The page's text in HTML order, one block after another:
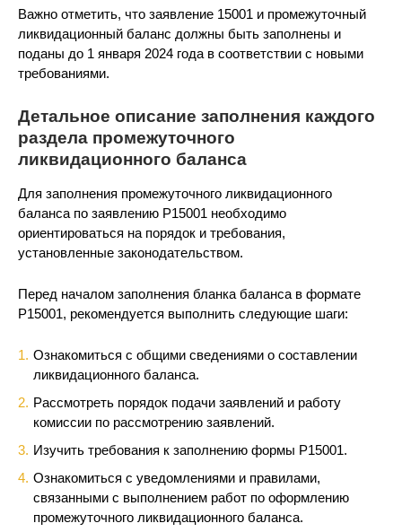
Важно отметить, что заявление 15001 и промежуточный
ликвидационный баланс должны быть заполнены и
поданы до 1 января 2024 года в соответствии с новыми
требованиями.
Детальное описание заполнения каждого
раздела промежуточного
ликвидационного баланса
Для заполнения промежуточного ликвидационного
баланса по заявлению Р15001 необходимо
ориентироваться на порядок и требования,
установленные законодательством.
Перед началом заполнения бланка баланса в формате
Р15001, рекомендуется выполнить следующие шаги:
Ознакомиться с общими сведениями о составлении
ликвидационного баланса.
Рассмотреть порядок подачи заявлений и работу
комиссии по рассмотрению заявлений.
Изучить требования к заполнению формы Р15001.
Ознакомиться с уведомлениями и правилами,
связанными с выполнением работ по оформлению
промежуточного ликвидационного баланса.